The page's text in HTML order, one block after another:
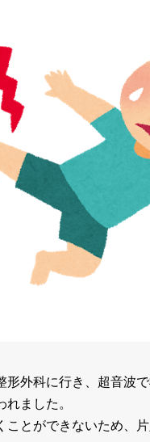
形外科に行き、超音波
れました。
ことができないため、